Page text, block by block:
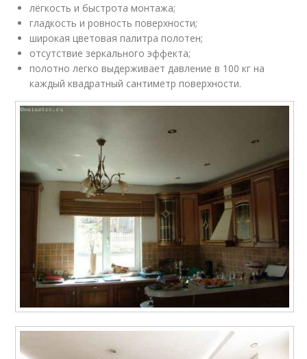
лёгкость и быстрота монтажа;
гладкость и ровность поверхности;
широкая цветовая палитра полотен;
отсутствие зеркального эффекта;
полотно легко выдерживает давление в 100 кг на
каждый квадратный сантиметр поверхности.